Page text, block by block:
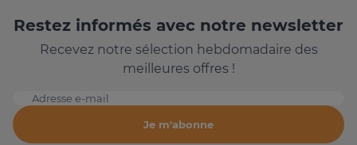
Restez informés avec notre newsletter
Recevez notre sélection hebdomadaire des
meilleures offres !
Adresse e-mail
Je m'abonne